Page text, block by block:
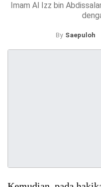
Imam Al Izz bin
By Saepuloh